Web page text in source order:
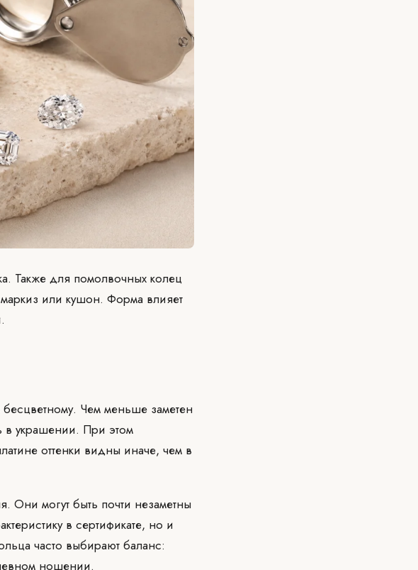
Также для помолвочных колец
или кушон. Форма влияет
бесцветному. Чем меньше заметен
в украшении. При этом
оттенки видны иначе, чем в
Они могут быть почти незаметны
в сертификате, но и
часто выбирают баланс:
ношении.